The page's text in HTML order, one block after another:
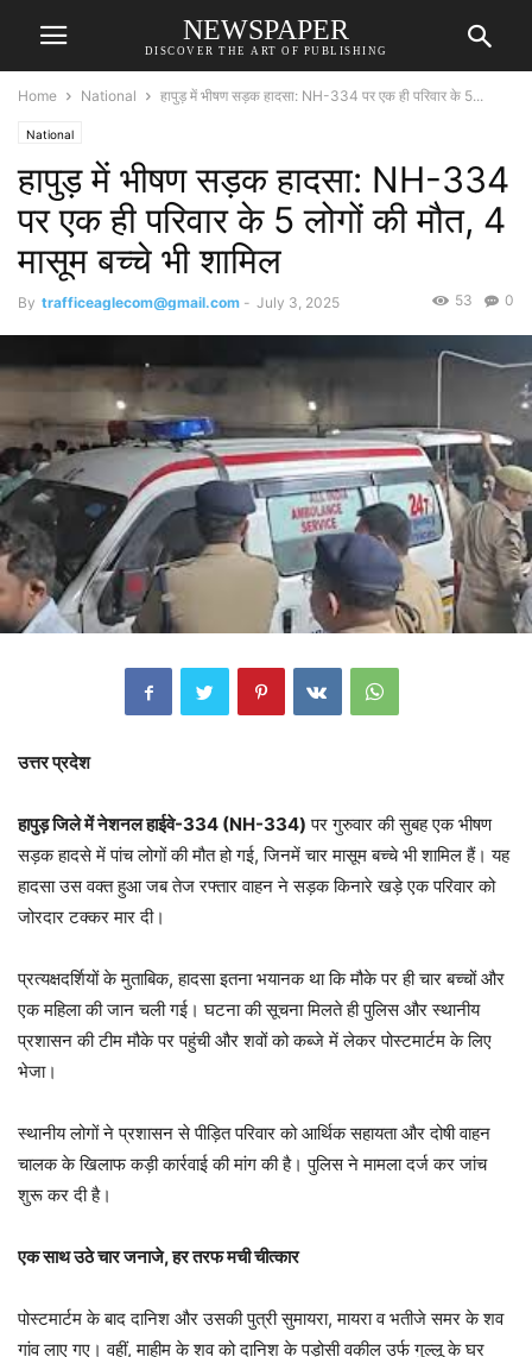
NEWSPAPER
DISCOVER THE ART OF PUBLISHING
Home National हापुड़ में भीषण सड़क हादसा: NH-334 पर एक ही परिवार के 5...
National
हापुड़ में भीषण सड़क हादसा: NH-334
पर एक ही परिवार के 5 लोगों की मौत, 4
मासूम बच्चे भी शामिल
By trafficeaglecom@gmail.com - July 3, 2025 0
53
उत्तर प्रदेश
हापुड़ जिले में नेशनल हाईवे-334 (NH-334) पर गुरुवार की सुबह एक भीषण
सड़क हादसे में पांच लोगों की मौत हो गई, जिनमें चार मासूम बच्चे भी शामिल हैं। यह
हादसा उस वक्त हुआ जब तेज रफ्तार वाहन ने सड़क किनारे खड़े एक परिवार को
जोरदार टक्कर मार दी।
प्रत्यक्षदर्शियों के मुताबिक, हादसा इतना भयानक था कि मौके पर ही चार बच्चों और
एक महिला की जान चली गई। घटना की सूचना मिलते ही पुलिस और स्थानीय
प्रशासन की टीम मौके पर पहुंची और शवों को कब्जे में लेकर पोस्टमार्टम के लिए
भेजा।
स्थानीय लोगों ने प्रशासन से पीड़ित परिवार को आर्थिक सहायता और दोषी वाहन
चालक के खिलाफ कड़ी कार्रवाई की मांग की है। पुलिस ने मामला दर्ज कर जांच
शुरू कर दी है।
एक साथ उठे चार जनाजे, हर तरफ मची चीत्कार
पोस्टमार्टम के बाद दानिश और उसकी पुत्री सुमायरा, मायरा व भतीजे समर के शव
गांव लाए गए। वहीं, माहीम के शव को दानिश के पड़ोसी वकील उर्फ गुल्लू के घर